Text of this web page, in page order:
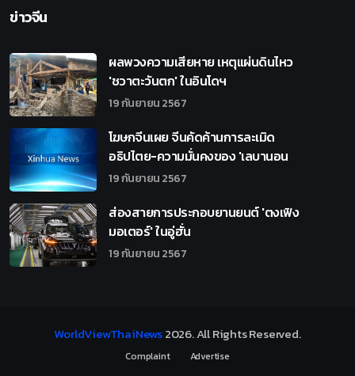
ข่าวจีน
ผลพวงความเสียหาย เหตุแผ่นดินไหว
'ชวาตะวันตก' ในอินโดฯ
19 กันยายน 2567
โฆษกจีนเผย จีนคัดค้านการละเมิด
อธิปไตย-ความมั่นคงของ 'เลบานอน
19 กันยายน 2567
ส่องสายการประกอบยานยนต์ 'ตงเฟิง
มอเตอร์' ในอู่ฮั่น
19 กันยายน 2567
WorldViewThaiNews2026. All Rights Reserved.
Complaint Advertise